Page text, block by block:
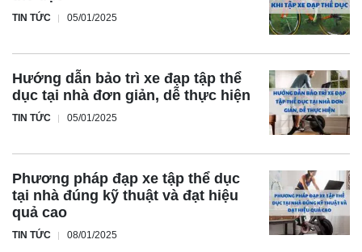
TIN TỨC 05/01/2025
Hướng dẫn bảo trì xe đạp tập thể
dục tại nhà đơn giản, dễ thực hiện
TIN TỨC 05/01/2025
Phương pháp đạp xe tập thể dục
tại nhà đúng kỹ thuật và đạt hiệu
quả cao
TIN TỨC 08/01/2025